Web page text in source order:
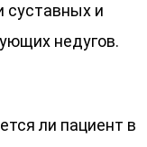
суставных и
недугов.
ли пациент в